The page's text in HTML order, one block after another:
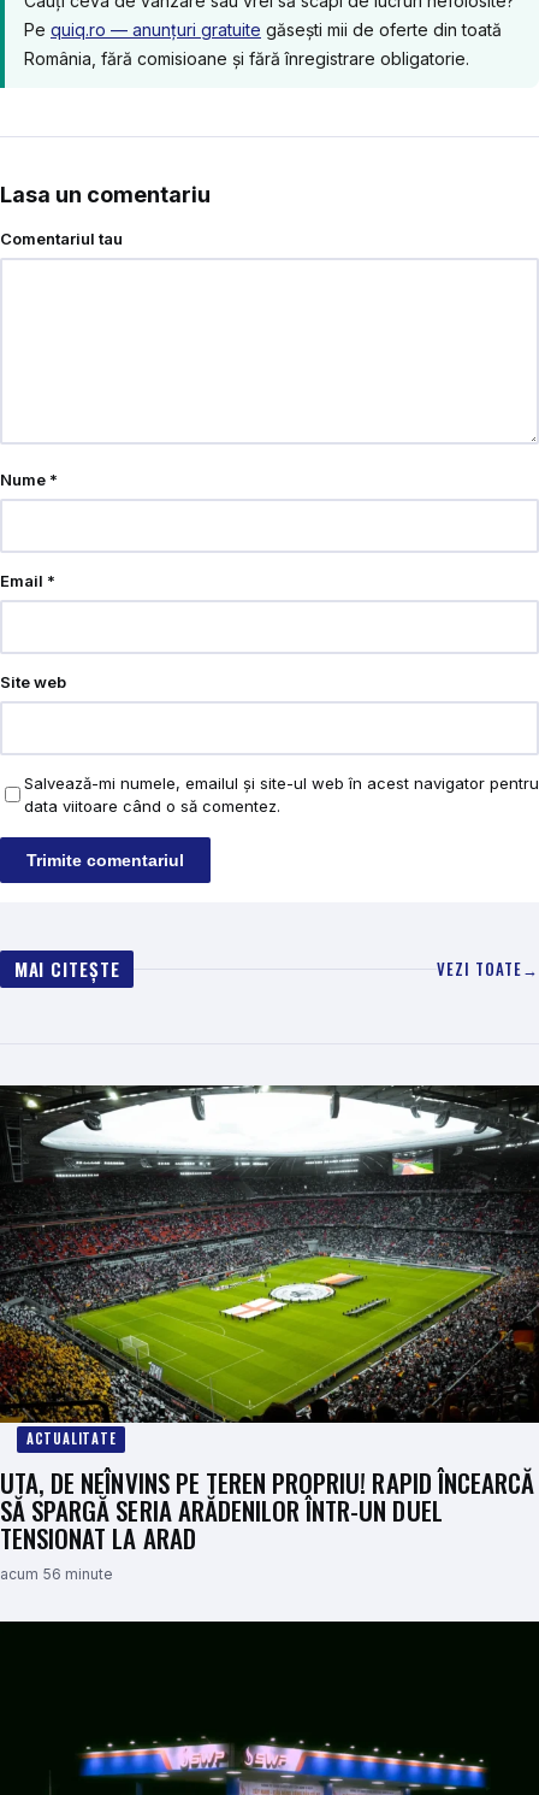
Pe quiq.ro — anunțuri gratuite găsești mii de oferte din toată
România, fără comisioane și fără înregistrare obligatorie.
Lasa un comentariu
Comentariul tau
Nume *
Email *
Site web
Salvează-mi numele, emailul și site-ul web în acest navigator pentru
data viitoare când o să comentez.
MAI CITEȘTE VEZI TOATE→
ACTUALITATE
UTA, DE NEÎNVINS PE TEREN PROPRIU! RAPID ÎNCEARCĂ
SĂ SPARGĂ SERIA ARĂDENILOR ÎNTR-UN DUEL
TENSIONAT LA ARAD
acum 56 minute